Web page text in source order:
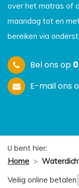
over het matras of
maandag tot en
bereiken via
Bel ons op
E-mail ons
U bent hier:
Home >
Veilig online betalen